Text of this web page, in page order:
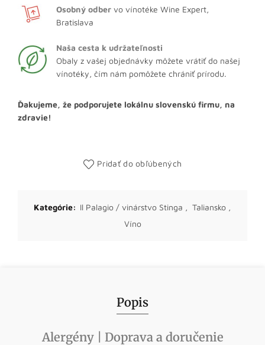
Osobný odber vo vínotéke Wine Expert,
Bratislava
Naša cesta k udržateľnosti
Obaly z vašej objednávky môžete vrátiť do našej
vínotéky, čím nám pomôžete chrániť prírodu.
Ďakujeme, že podporujete lokálnu slovenskú firmu, na
zdravie!
Pridať do obľúbených
Kategórie: Il Palagio / vinárstvo Stinga , Taliansko ,
Víno
Popis
Alergény | Doprava a doručenie